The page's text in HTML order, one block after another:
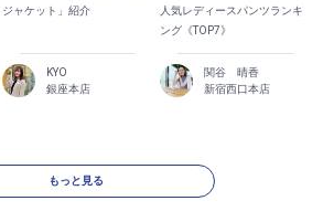
ジャケット」紹介
KYO
銀座本店
人気レディースパンツランキ
ング《TOP7》
関谷 晴香
新宿西口本店
もっと見る